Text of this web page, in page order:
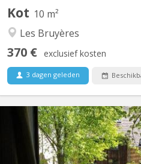
Kot 10 m²
Les Bruyères
370 € exclusief kosten
3 dagen geleden
kot à louer dans
Le Piano, Centre sportif Blocry,